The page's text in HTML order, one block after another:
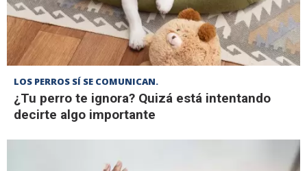
LOS PERROS SÍ SE COMUNICAN.
¿Tu perro te ignora? Quizá está intentando
decirte algo importante